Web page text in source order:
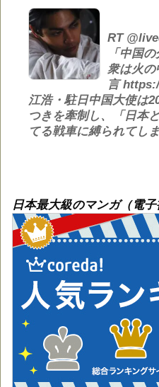
RT
「中国
衆は火
言
江浩・駐日中国大使は
つきを牽制し、「日本
てる戦車に縛られてし
日本最大級のマンガ（電子